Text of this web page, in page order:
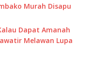
Murah Disapu
Dapat Amanah
Melawan Lupa